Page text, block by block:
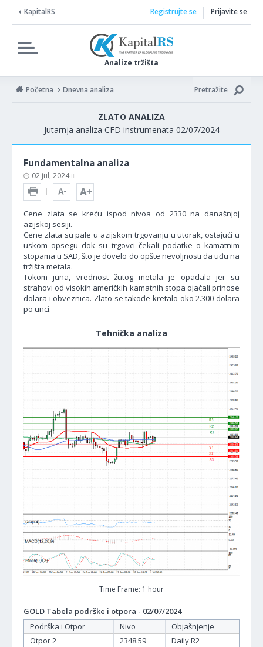
KapitalRS
Analize tržišta
Registrujte se Prijavite se
Početna Dnevna analiza Pretražite
ZLATO ANALIZA
Jutarnja analiza CFD instrumenata 02/07/2024
Fundamentalna analiza
02 jul, 2024
Cene zlata se kreću ispod nivoa od 2330 na današnjoj
azijskoj sesiji.
Cene zlata su pale u azijskom trgovanju u utorak, ostajući u
uskom opsegu dok su trgovci čekali podatke o kamatnim
stopama u SAD, što je dovelo do opšte nevoljnosti da uđu na
tržišta metala.
Tokom juna, vrednost žutog metala je opadala jer su
strahovi od visokih američkih kamatnih stopa ojačali prinose
dolara i obveznica. Zlato se takođe kretalo oko 2.300 dolara
po unci.
Tehnička analiza
Time Frame: 1 hour
GOLD Tabela podrške i otpora - 02/07/2024
Podrška i Otpor
Nivo
Objašnjenje
Otpor 2
2348.59
Daily R2